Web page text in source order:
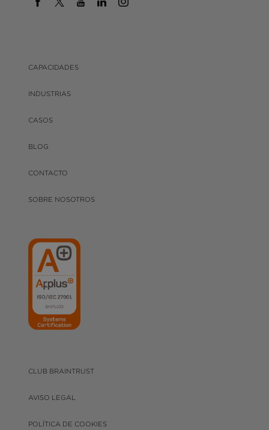
CAPACIDADES
INDUSTRIAS
CASOS
BLOG
CONTACTO
SOBRE NOSOTROS
CLUB BRAINTRUST
AVISO LEGAL
POLÍTICA DE COOKIES